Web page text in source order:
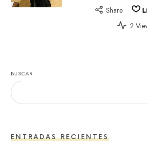
Share
2
BUSCAR
ENTRADAS RECIENTES